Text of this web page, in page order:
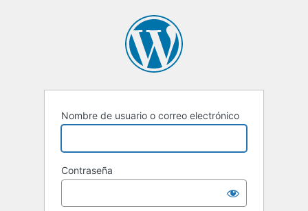
Nombre de usuario o correo electrónico
Contraseña